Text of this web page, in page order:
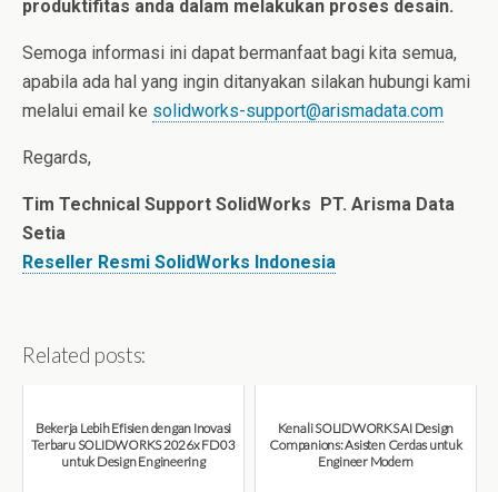
produktifitas anda dalam melakukan proses desain.
Semoga informasi ini dapat bermanfaat bagi kita semua,
apabila ada hal yang ingin ditanyakan silakan hubungi kami
melalui email ke solidworks-support@arismadata.com
Regards,
Tim Technical Support SolidWorks PT. Arisma Data
Setia
Reseller Resmi SolidWorks Indonesia
Related posts:
Bekerja Lebih Efisien dengan Inovasi
Terbaru SOLIDWORKS 2026x FD03
untuk Design Engineering
Kenali SOLIDWORKS AI Design
Companions: Asisten Cerdas untuk
Engineer Modern